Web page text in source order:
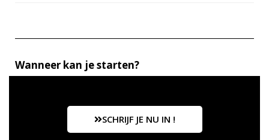
Wanneer kan je starten?
SCHRIJF JE NU IN !